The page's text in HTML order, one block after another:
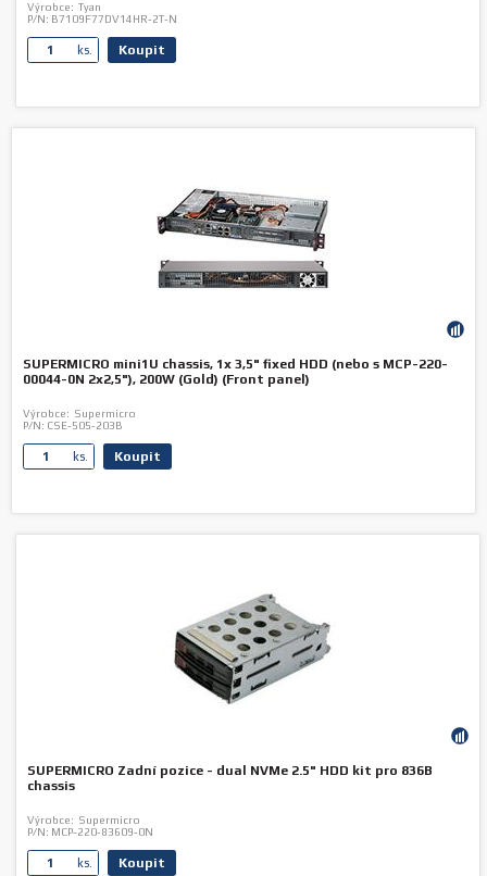
Výrobce: Tyan
P/N: B7109F77DV14HR-2T-N
ks. Koupit
SUPERMICRO mini1U chassis, 1x 3,5" fixed HDD (nebo s MCP-220-
00044-0N 2x2,5"), 200W (Gold) (Front panel)
Výrobce: Supermicro
P/N: CSE-505-203B
ks. Koupit
SUPERMICRO Zadní pozice - dual NVMe 2.5" HDD kit pro 836B
chassis
Výrobce: Supermicro
P/N: MCP-220-83609-0N
ks. Koupit